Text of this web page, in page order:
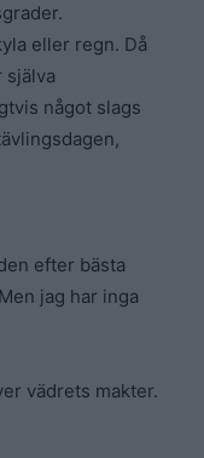
eller regn. Då
själva
något slags
efter bästa
jag har inga
vädrets makter.